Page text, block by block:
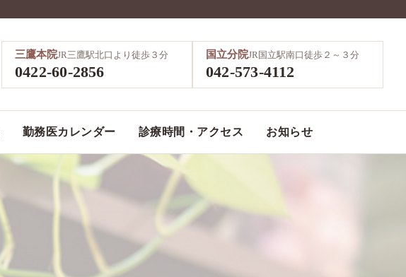
三鷹本院JR三鷹駅北口より徒歩３分
0422-60-2856
国立分院JR国立駅南口徒歩２～３分
042-573-4112
勤務医カレンダー 診療時間・アクセス お知らせ